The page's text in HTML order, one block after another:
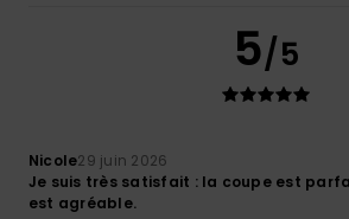
5/5
Nicole29 juin 2026
Je suis très satisfait : la coupe est
est agréable.